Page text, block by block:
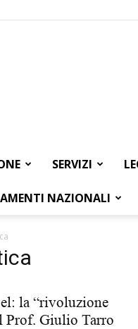
SERVIZI
NAZIONALI
la “rivoluzione
Prof. Giulio Tarro